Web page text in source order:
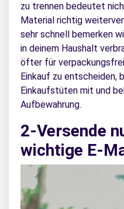
zu trennen bedeutet
Material richtig
sehr schnell bemerken
in deinem Haushalt
öfter für
Einkauf zu entscheiden,
Einkaufstüten mit und
Aufbewahrung.
2-Versende
wichtige E-